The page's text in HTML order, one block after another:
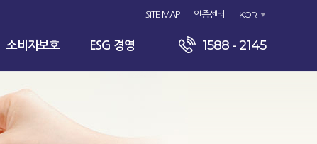
SITE MAP 인증센터 KOR
소비자보호 ESG 경영 1588 - 2145